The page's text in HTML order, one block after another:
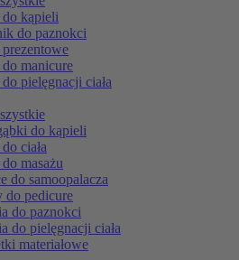
kąpieli
do paznokci
manicure
pielęgnacji ciała
do kąpieli
ciała
masażu
do samoopalacza
do pedicure
do paznokci
do pielęgnacji ciała
materiałowe